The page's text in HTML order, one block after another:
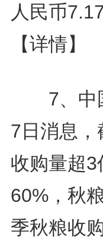
人民币
【详情】
7、中国
7日消息
收购量超
60%，秋
季秋粮收